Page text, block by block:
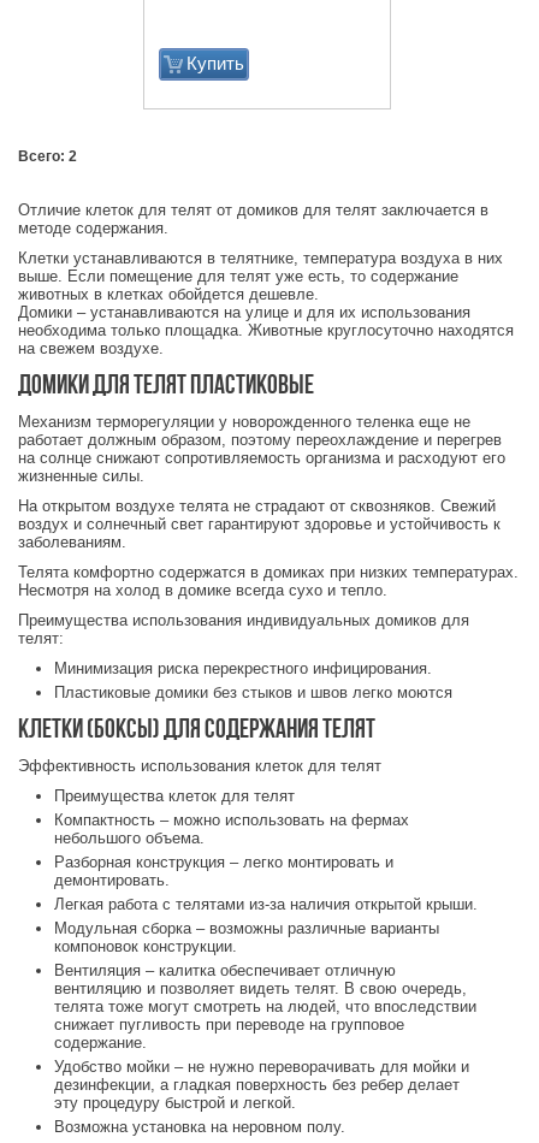
Купить
Всего: 2
Отличие клеток для телят от домиков для телят заключается в
методе содержания.
Клетки устанавливаются в телятнике, температура воздуха в них
выше. Если помещение для телят уже есть, то содержание
животных в клетках обойдется дешевле.
Домики – устанавливаются на улице и для их использования
необходима только площадка. Животные круглосуточно находятся
на свежем воздухе.
Домики для телят пластиковые
Механизм терморегуляции у новорожденного теленка еще не
работает должным образом, поэтому переохлаждение и перегрев
на солнце снижают сопротивляемость организма и расходуют его
жизненные силы.
На открытом воздухе телята не страдают от сквозняков. Свежий
воздух и солнечный свет гарантируют здоровье и устойчивость к
заболеваниям.
Телята комфортно содержатся в домиках при низких температурах.
Несмотря на холод в домике всегда сухо и тепло.
Преимущества использования индивидуальных домиков для
телят:
Минимизация риска перекрестного инфицирования.
Пластиковые домики без стыков и швов легко моются
Клетки (боксы) для содержания телят
Эффективность использования клеток для телят
Преимущества клеток для телят
Компактность – можно использовать на фермах
небольшого объема.
Разборная конструкция – легко монтировать и
демонтировать.
Легкая работа с телятами из-за наличия открытой крыши.
Модульная сборка – возможны различные варианты
компоновок конструкции.
Вентиляция – калитка обеспечивает отличную
вентиляцию и позволяет видеть телят. В свою очередь,
телята тоже могут смотреть на людей, что впоследствии
снижает пугливость при переводе на групповое
содержание.
Удобство мойки – не нужно переворачивать для мойки и
дезинфекции, а гладкая поверхность без ребер делает
эту процедуру быстрой и легкой.
Возможна установка на неровном полу.